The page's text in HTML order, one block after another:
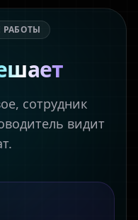
РАБОТЫ
сотрудник
видит